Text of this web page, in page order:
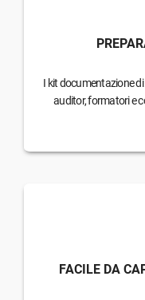
I kit documentazione
auditor, formatori e
FACILE DA